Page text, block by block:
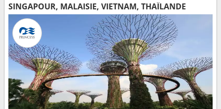
SINGAPOUR, MALAISIE, VIETNAM, THAÏLANDE